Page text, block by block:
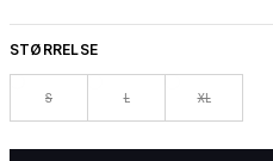
STØRRELSE
S L XL